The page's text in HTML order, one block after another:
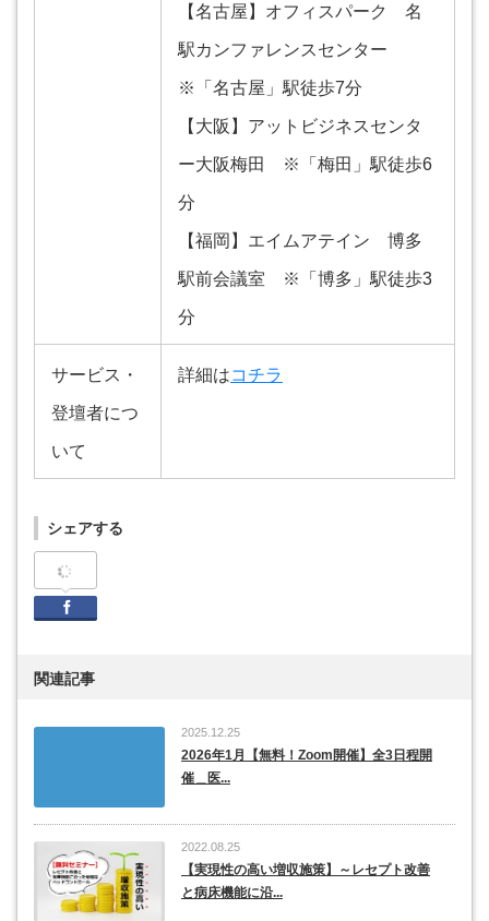
【名古屋】オフィスパーク 名
駅カンファレンスセンター
※「名古屋」駅徒歩7分
【大阪】アットビジネスセンタ
ー大阪梅田 ※「梅田」駅徒歩6
分
【福岡】エイムアテイン 博多
駅前会議室 ※「博多」駅徒歩3
分
サービス・
登壇者につ
いて
詳細はコチラ
シェアする
関連記事
2025.12.25
2026年1月【無料！Zoom開催】全3日程開
催＿医...
2022.08.25
【実現性の高い増収施策】～レセプト改善
と病床機能に沿...